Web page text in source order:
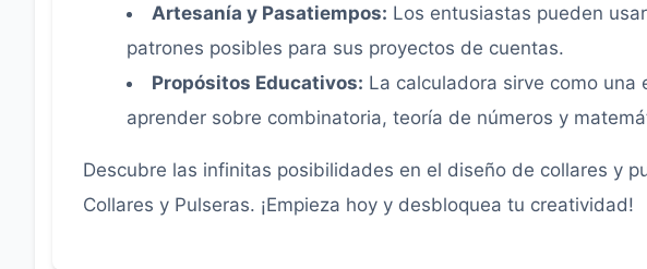
Artesanía y Pasatiempos: Los entusiastas pueden
patrones posibles para sus proyectos de cuentas.
Propósitos Educativos: La calculadora sirve como una
aprender sobre combinatoria, teoría de números y
Descubre las infinitas posibilidades en el diseño de collares y
Collares y Pulseras. ¡Empieza hoy y desbloquea tu creatividad!